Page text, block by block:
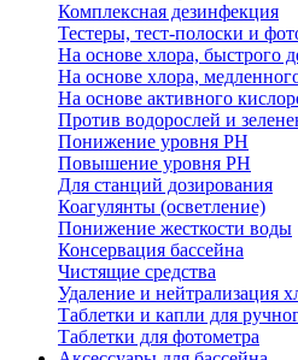
Комплексная дезинфекция
Тестеры, тест-полоски и
На основе хлора, быстрого
На основе хлора,
На основе активного
Против водорослей и
Понижение уровня РН
Повышение уровня РН
Для станций дозирования
Коагулянты (осветление)
Понижение жесткости воды
Консервация бассейна
Чистящие средства
Удаление и нейтрализация
Таблетки и капли для
Таблетки для фотометра